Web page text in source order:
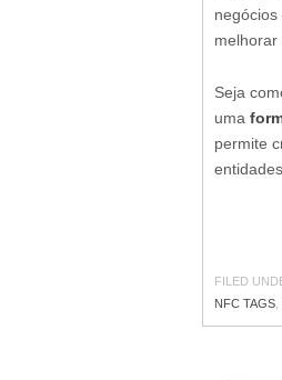
melhorar
Seja
uma
permite
FILED
NFC TAGS